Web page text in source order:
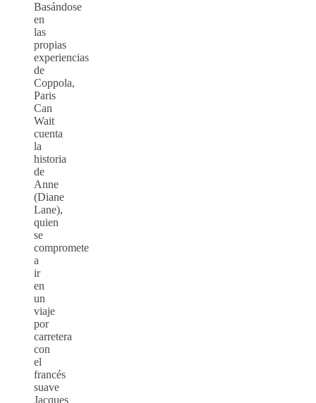
Basándose
en
las
propias
experiencias
de
Coppola,
Paris
Can
Wait
cuenta
la
historia
de
Anne
(Diane
Lane),
quien
se
compromete
a
ir
en
un
viaje
por
carretera
con
el
francés
suave
Jacques